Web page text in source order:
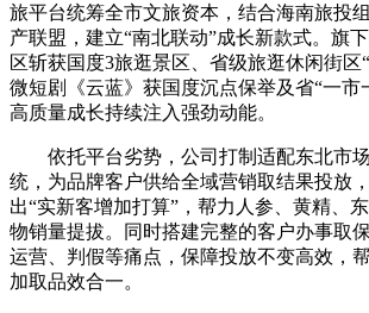
旅平台统筹全市文旅资本，结合海南旅投
产联盟，建立“南北联动”成长新款式。旗
区斩获国度3旅逛景区、省级旅逛休闲街区
微短剧《云蓝》获国度沉点保举及省“一市
高质量成长持续注入强劲动能。
依托平台劣势，公司打制适配东北市场
统，为品牌客户供给全域营销取结果投放
出“实新客增加打算”，帮力人参、黄精、
物销量提拔。同时搭建完整的客户办事取
运营、判假等痛点，保障投放不变高效，
加取品效合一。